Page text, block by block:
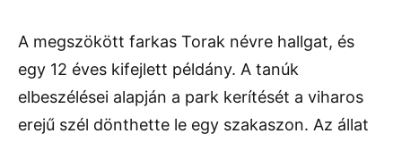
A megszökött farkas Torak névre hallgat, és
egy 12 éves kifejlett példány. A tanúk
elbeszélései alapján a park kerítését a viharos
erejű szél dönthette le egy szakaszon. Az állat